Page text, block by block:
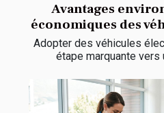
Avantages
économiques des
Adopter des véhicules
étape marquante vers